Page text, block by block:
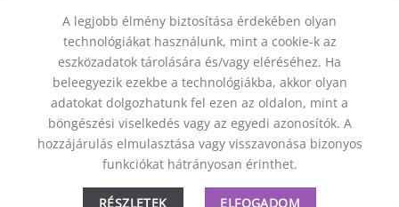
KOSÁRBA TESZEM
price
was:
10
990 Ft.
price
is:
10
500 Ft.
KOSÁRBA TESZEM
KAPCSOLAT ADATVÉDELMI NYILATKOZAT
ÁSZF
JOGI NYILATKOZAT
SZÁLLÍTÁSI FELTÉTELEK
ELÁLLÁS A SZERZŐDÉSTŐL
© 2012 - 2026 Trigon 9000 Kft.
A legjobb élmény biztosítása érdekében olyan
technológiákat használunk, mint a cookie-k az
eszközadatok tárolására és/vagy eléréséhez. Ha
beleegyezik ezekbe a technológiákba, akkor olyan
adatokat dolgozhatunk fel ezen az oldalon, mint a
böngészési viselkedés vagy az egyedi azonosítók. A
hozzájárulás elmulasztása vagy visszavonása bizonyos
funkciókat hátrányosan érinthet.
RÉSZLETEK ELFOGADOM